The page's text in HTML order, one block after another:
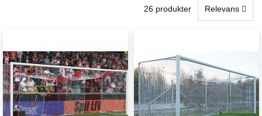
26 produkter Relevans